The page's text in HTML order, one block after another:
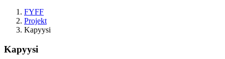
FYFF
Projekt
Kapyysi
Kapyysi